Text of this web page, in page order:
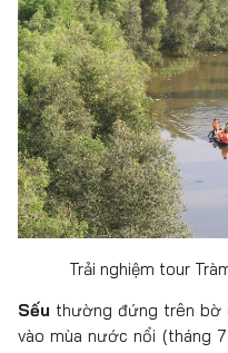
Trải nghiệm tour
Sếu thường đứng trên bờ
vào mùa nước nổi (tháng